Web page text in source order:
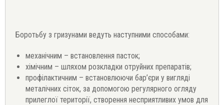
Боротьбу з гризунами ведуть наступними способами:
механічним – встановлення пасток;
хімічним – шляхом розкладки отруйних препаратів;
профілактичним – встановлюючи бар’єри у вигляді
металічних сіток, за допомогою регулярного огляду
прилеглої території, створення несприятливих умов для